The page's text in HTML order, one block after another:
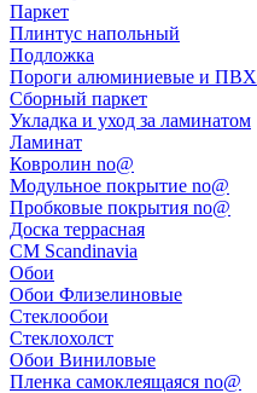
Паркет
Плинтус напольный
Подложка
Пороги алюминиевые и ПВХ
Сборный паркет
Укладка и уход за ламинатом
Ламинат
Ковролин no@
Модульное покрытие no@
Пробковые покрытия no@
Доска террасная
CM Scandinavia
Обои
Обои Флизелиновые
Стеклообои
Стеклохолст
Обои Виниловые
Пленка самоклеящаяся no@